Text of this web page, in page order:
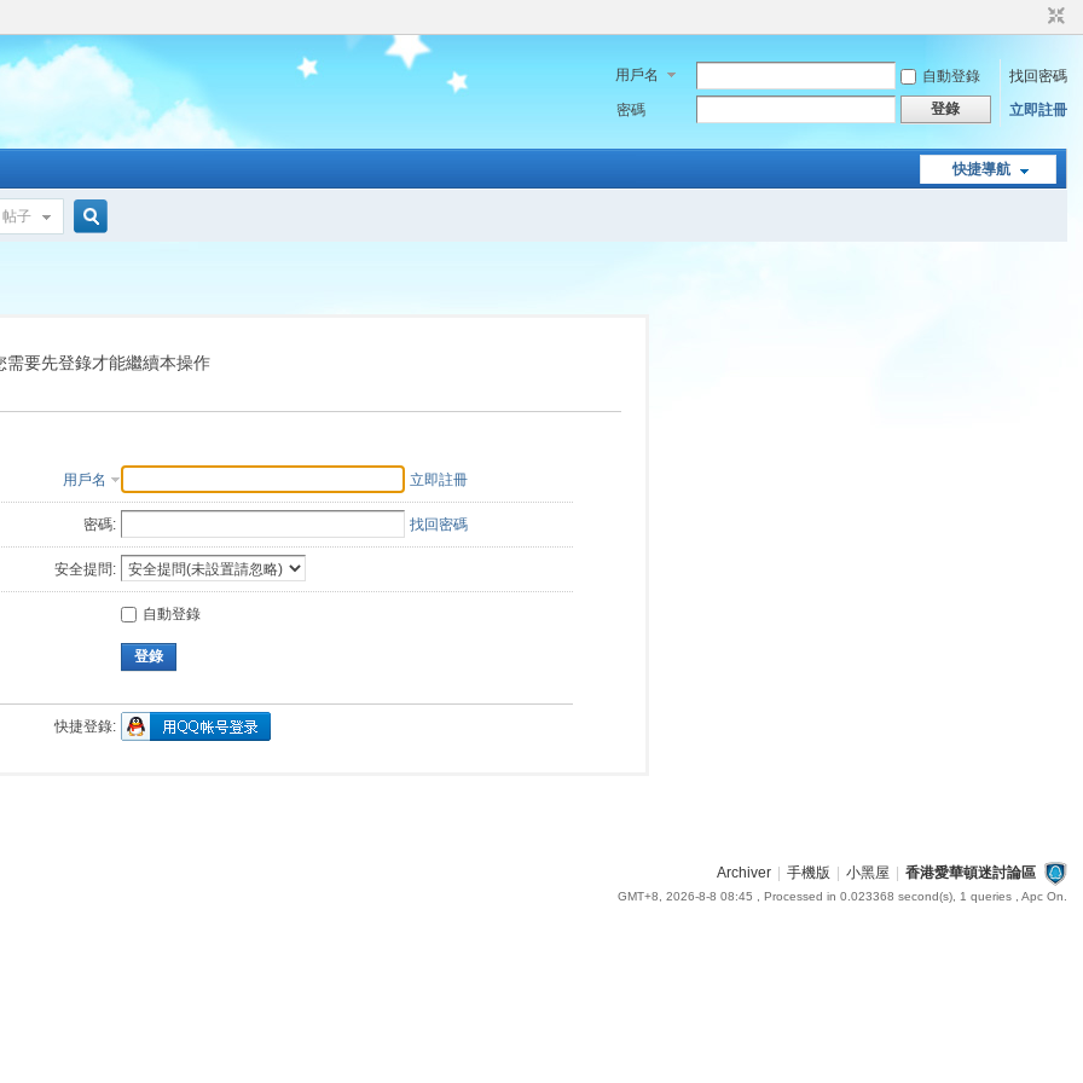
用戶名 自動登錄
找回密碼
密碼
登錄 立即註冊
快捷導航
帖子
索
需要先登錄才能繼續本操作
用戶名 立即註冊
密碼: 找回密碼
安全提問:
自動登錄
登錄
快捷登錄:
Archiver 手機版 小黑屋 香港愛華頓迷討論區
GMT+8, 2026-8-8 08:45 , Processed in 0.023368 second(s), 1 queries , Apc On.